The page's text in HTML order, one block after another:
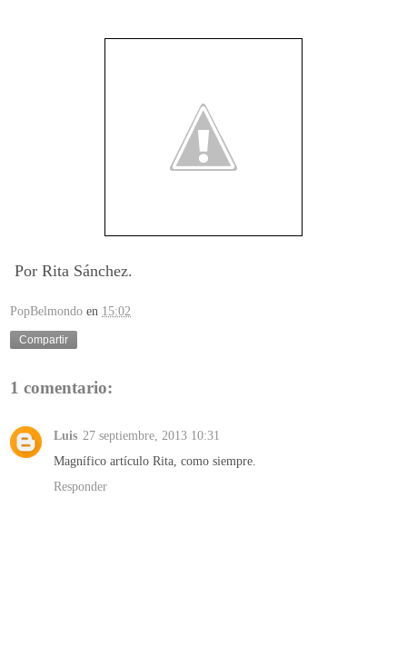
Por Rita Sánchez.
PopBelmondo en 15:02
Compartir
1 comentario:
Luis 27 septiembre, 2013 10:31
Magnífico artículo Rita, como siempre.
Responder